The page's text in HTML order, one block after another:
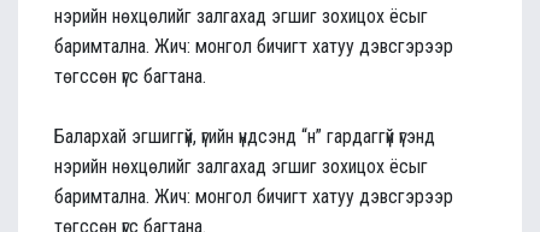
нэрийн нөхцөлийг залгахад эгшиг зохицох ёсыг
баримтална. Жич: монгол бичигт хатуу дэвсгэрээр
төгссөн үгс багтана.
Балархай эгшиггүй, үгийн үндсэнд “н” гардаггүй үгэнд
нэрийн нөхцөлийг залгахад эгшиг зохицох ёсыг
баримтална. Жич: монгол бичигт хатуу дэвсгэрээр
төгссөн үгс багтана.